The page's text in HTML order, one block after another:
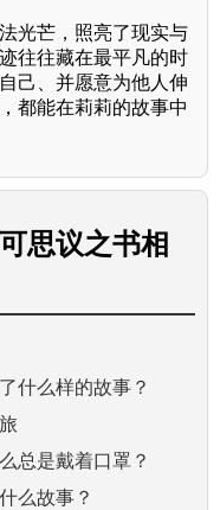
光芒，照亮了现实与
往往藏在最平凡的时
己、并愿意为他人伸
都能在莉莉的故事中
思议之书相
什么样的故事？
总是戴着口罩？
么故事？